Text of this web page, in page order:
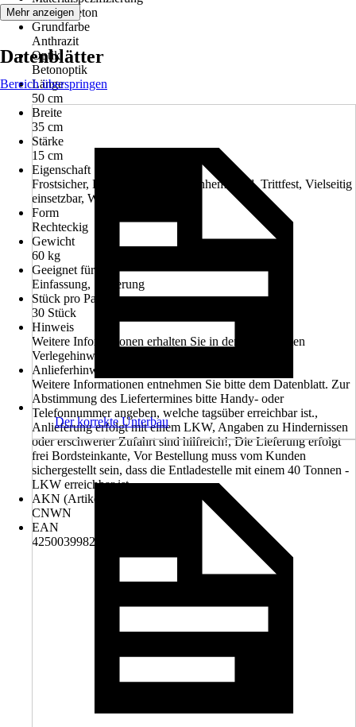
Normalbeton
Grundfarbe
Anthrazit
Optik
Betonoptik
Länge
50 cm
Breite
35 cm
Stärke
15 cm
Eigenschaft
Frostsicher, Hochbelastbar, Rutschhemmend, Trittfest, Vielseitig
einsetzbar, Witterungsbeständig
Form
Rechteckig
Gewicht
60 kg
Geeignet für
Einfassung, Sanierung
Stück pro Palette
30 Stück
Hinweis
Weitere Informationen erhalten Sie in dem beigefügten
Verlegehinweis oder dem Datenblatt.
Anlieferhinweis
Weitere Informationen entnehmen Sie bitte dem Datenblatt. Zur
Abstimmung des Liefertermines bitte Handy- oder
Telefonnummer angeben, welche tagsüber erreichbar ist.,
Anlieferung erfolgt mit einem LKW, Angaben zu Hindernissen
oder erschwerter Zufahrt sind hilfreich!, Die Lieferung erfolgt
frei Bordsteinkante, Vor Bestellung muss vom Kunden
sichergestellt sein, dass die Entladestelle mit einem 40 Tonnen -
LKW erreichbar ist.
AKN (Artikelkurznummer)
CNWN
EAN
4250039982297
Mehr anzeigen
Datenblätter
Bereich überspringen
Der korrekte Unterbau